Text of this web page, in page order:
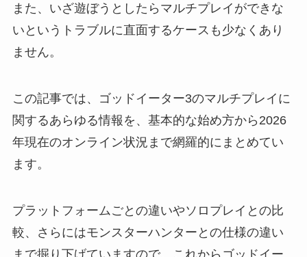
また、いざ遊ぼうとしたらマルチプレイができな
いというトラブルに直面するケースも少なくあり
ません。
この記事では、ゴッドイーター3のマルチプレイに
関するあらゆる情報を、基本的な始め方から2026
年現在のオンライン状況まで網羅的にまとめてい
ます。
プラットフォームごとの違いやソロプレイとの比
較、さらにはモンスターハンターとの仕様の違い
まで掘り下げていますので、これからゴッドイー